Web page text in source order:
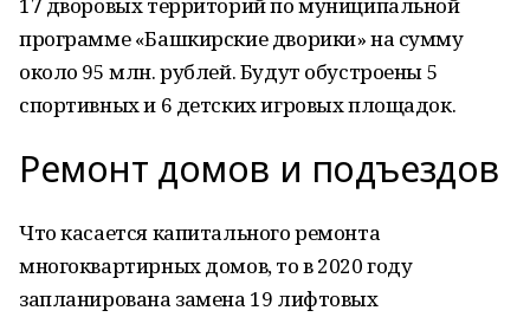
программе «Башкирские дворики» на сумму
около 95 млн. рублей. Будут обустроены 5
спортивных и 6 детских игровых площадок.
Ремонт домов и подъездов
Что касается капитального ремонта
многоквартирных домов, то в 2020 году
запланирована замена 19 лифтовых